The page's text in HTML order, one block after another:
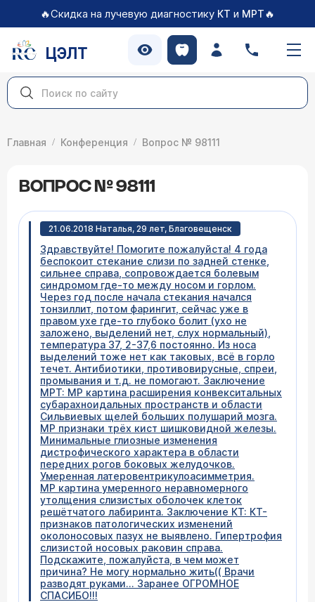
🔥Скидка на лучевую диагностику КТ и МРТ🔥
ЦЭЛТ
Главная Конференция Вопрос № 98111
ВОПРОС № 98111
21.06.2018 Наталья, 29 лет, Благовещенск
Здравствуйте! Помогите пожалуйста! 4 года
беспокоит стекание слизи по задней стенке,
сильнее справа, сопровождается болевым
синдромом где-то между носом и горлом.
Через год после начала стекания начался
тонзиллит, потом фарингит, сейчас уже в
правом ухе где-то глубоко болит (ухо не
заложено, выделений нет, слух нормальный),
температура 37, 2-37,6 постоянно. Из носа
выделений тоже нет как таковых, всё в горло
течет. Антибиотики, противовирусные, спреи,
промывания и т.д. не помогают. Заключение
МРТ: МР картина расширения конвекситальных
субарахноидальных пространств и области
Сильвиевых щелей больших полушарий мозга.
МР признаки трёх кист шишковидной железы.
Минимальные глиозные изменения
дистрофического характера в области
передних рогов боковых желудочков.
Умеренная латеровентрикулоасимметрия.
МР картина умеренного неравномерного
утолщения слизистых оболочек клеток
решётчатого лабиринта. Заключение КТ: КТ-
признаков патологических изменений
околоносовых пазух не выявлено. Гипертрофия
слизистой носовых раковин справа.
Подскажите, пожалуйста, в чем может
причина? Не могу нормально жить(( Врачи
разводят руками... Заранее ОГРОМНОЕ
СПАСИБО!!!